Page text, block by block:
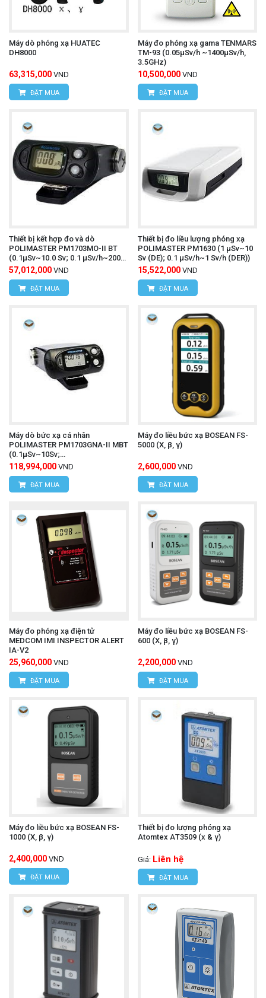
Máy dò phóng xạ HUATEC
DH8000
63,315,000 VND
ĐẶT MUA
Máy đo phóng xạ gama TENMARS
TM-93 (0.05µSv/h ~1400µSv/h,
3.5GHz)
10,500,000 VND
ĐẶT MUA
Thiết bị kết hợp đo và dò
POLIMASTER РМ1703МО-II BТ
(0.1µSv~10.0 Sv; 0.1 μSv/h~200
mSv/h)
57,012,000 VND
ĐẶT MUA
Thiết bị đo liều lượng phóng xạ
POLIMASTER PM1630 (1 µSv~10
Sv (DE); 0.1 µSv/h~1 Sv/h (DER))
15,522,000 VND
ĐẶT MUA
Máy dò bức xạ cá nhân
POLIMASTER РМ1703GNA-II MBT
(0.1μSv~10Sv;
0.1µSv/h~200mSv/h; tia X,
Gamma)
118,994,000 VND
ĐẶT MUA
Máy đo liều bức xạ BOSEAN FS-
5000 (X, β, γ)
2,600,000 VND
ĐẶT MUA
Máy đo phóng xạ điện tử
MEDCOM IMI INSPECTOR ALERT
IA-V2
25,960,000 VND
ĐẶT MUA
Máy đo liều bức xạ BOSEAN FS-
600 (X, β, γ)
2,200,000 VND
ĐẶT MUA
Máy đo liều bức xạ BOSEAN FS-
1000 (X, β, γ)
2,400,000 VND
ĐẶT MUA
Thiết bị đo lượng phóng xạ
Atomtex AТ3509 (x & γ)
Giá: Liên hệ
ĐẶT MUA